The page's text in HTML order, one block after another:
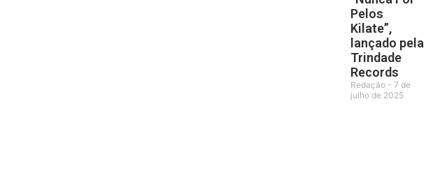
Pelos
Kilate”,
lançado pela
Trindade
Records
Redação
7 de
julho de 2025